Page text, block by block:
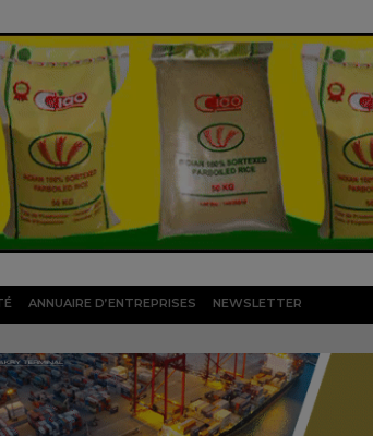
ANNUAIRE D’ENTREPRISES NEWSLETTER